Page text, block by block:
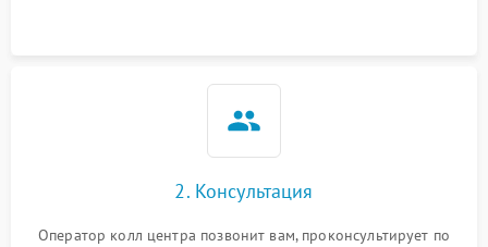
2. Консультация
Оператор колл центра позвонит вам, проконсультирует по